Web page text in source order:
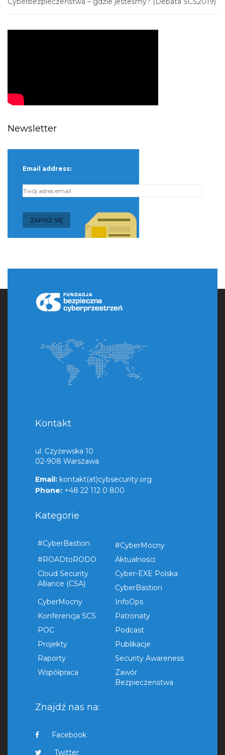
Newsletter
Email address:
Kontakt
ul. Czyżewska 10
02-908 Warszawa
Email: kontakt(at)cybsecurity.org
Phone: +48 22 112 0 800
Kategorie
#CyberBastion
#CyberMocny
#ROADtoRODO
Aktualności
Cloud Security
Alliance (CSA)
Cyber-EXE Polska
CyberBastion
CyberMocny
InfoOps
Konferencja SCS
Patronaty
POC
Podcast
Projekty
Publikacje
Raporty
Security Awareness
Współpraca
Zawór
Bezpieczeństwa
Znajdź nas na:
Facebook
Twitter